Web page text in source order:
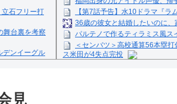
立石フリー打
舞台裏を考察
デンイーグル
【第7話予告】水10ドラマ『
36歳の彼女と結婚したいのに
パルテノで作るティラミス風
＜センバツ＞高校通算56本塁
ス米田が4失点完投
見